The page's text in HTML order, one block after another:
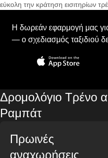
εύκολη την κράτηση εισιτηρίων
Η δωρεάν εφαρμογή μας
— ο σχεδιασμός ταξιδιού
Δρομολόγιο Τρένο
Ραμπάτ
Πρωινές
αναχωρήσεις